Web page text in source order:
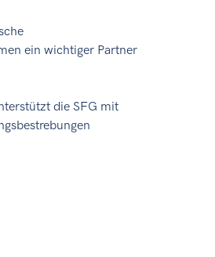
ein wichtiger Partner
die SFG mit